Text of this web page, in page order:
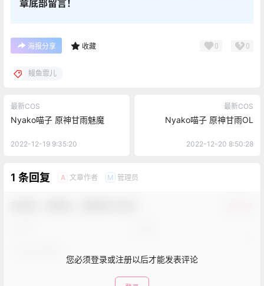
章底部留言！
海报分享 收藏 0 0
鳗鱼霏儿
最新COS
Nyako喵子 原神甘雨魅魔
2022-12-19 9:35:20
最新COS
Nyako喵子 原神甘雨OL
2022-12-20 8:50:28
1 条回复 A 文章作者 M 管理员
您必须登录或注册以后才能发表评论